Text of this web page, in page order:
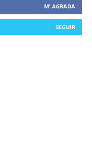
M' AGRADA
SEGUIR